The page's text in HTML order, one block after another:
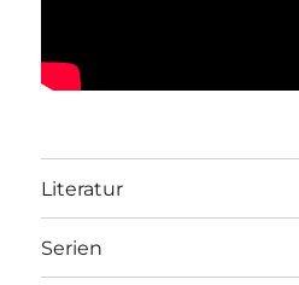
Literatur
Serien